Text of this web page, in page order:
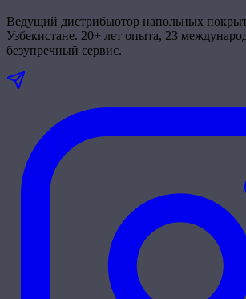
Ведущий дистрибьютор напольных
Узбекистане. 20+ лет опыта, 23
безупречный сервис.